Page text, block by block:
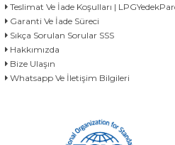
Teslimat Ve İade Koşulları |
Garanti Ve İade Süreci
Sıkça Sorulan Sorular SSS
Hakkımızda
Bize Ulaşın
Whatsapp Ve İletişim Bilgileri